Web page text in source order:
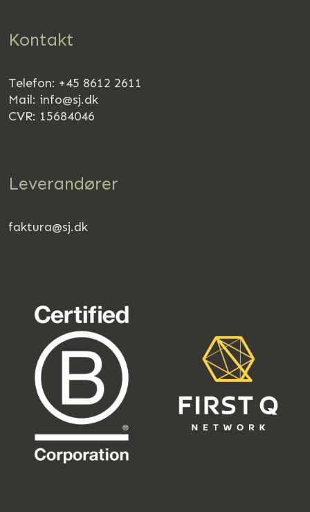
Kontakt
Telefon: +45 8612 2611
Mail: info@sj.dk
CVR: 15684046
Leverandører
faktura@sj.dk